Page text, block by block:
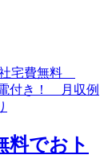
料でおト